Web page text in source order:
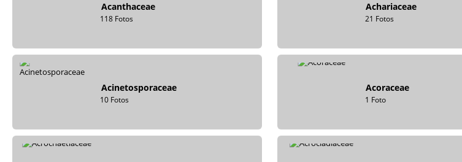
Acanthaceae
118 Fotos
Achariaceae
21 Fotos
Acinetosporaceae
10 Fotos
Acoraceae
1 Foto